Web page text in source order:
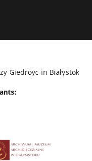
Giedroyc in Białystok